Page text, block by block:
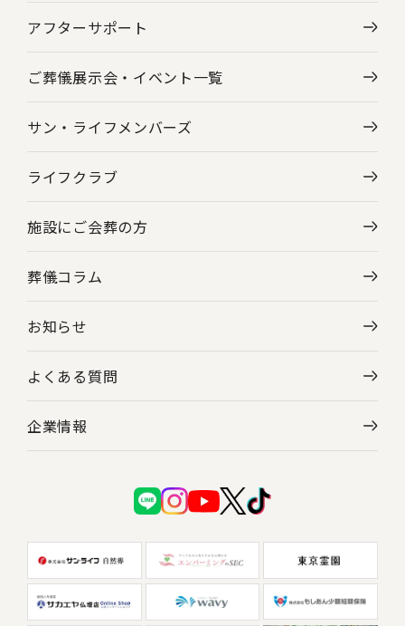
アフターサポート
ご葬儀展示会・ イベント一覧
サン・ライフメンバーズ
ライフクラブ
施設にご会葬の方
葬儀コラム
お知らせ
よくある質問
企業情報